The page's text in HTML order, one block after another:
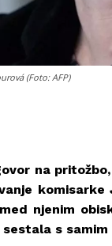
(Foto: AFP)
na
njenim
s